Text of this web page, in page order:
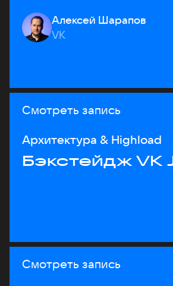
Алексей Шарапов
VK
Смотреть запись
Архитектура & Highload
Бэкстейдж VK
Смотреть запись